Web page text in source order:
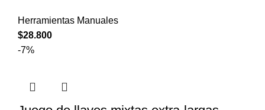
Herramientas Manuales
$28.800
-7%